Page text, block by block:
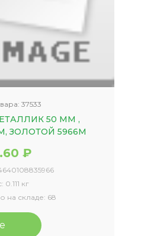
37533
50 ММ ,
ЗОЛОТОЙ 5966М
₽
0.111 кг
на складе: 68